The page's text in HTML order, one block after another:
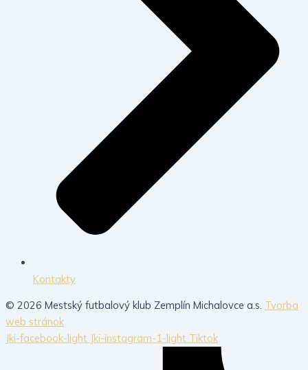
Kontakty
© 2026 Mestský futbalový klub Zemplín Michalovce a.s. Tvorba
web stránok
Jki-facebook-light Jki-instagram-1-light Tiktok